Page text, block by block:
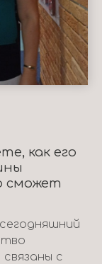
как его
сможет
с